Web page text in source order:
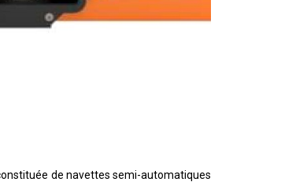
de navettes semi-automatiques